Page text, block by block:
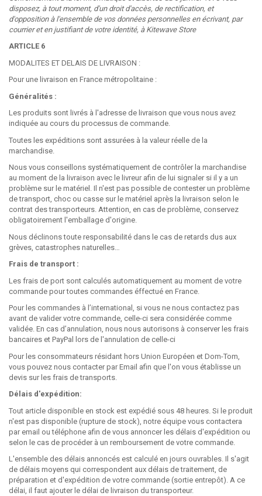
disposez, à tout moment, d'un droit d'accès, de rectification, et
d'opposition à l'ensemble de vos données personnelles en écrivant, par
courrier et en justifiant de votre identité, à Kitewave Store
ARTICLE 6
MODALITES ET DELAIS DE LIVRAISON :
Pour une livraison en France métropolitaine :
Généralités :
Les produits sont livrés à l'adresse de livraison que vous nous avez
indiquée au cours du processus de commande.
Toutes les expéditions sont assurées à la valeur réelle de la
marchandise.
Nous vous conseillons systématiquement de contrôler la marchandise
au moment de la livraison avec le livreur afin de lui signaler si il y a un
problème sur le matériel. Il n'est pas possible de contester un problème
de transport, choc ou casse sur le matériel après la livraison selon le
contrat des transporteurs. Attention, en cas de problème, conservez
obligatoirement l'emballage d'origine.
Nous déclinons toute responsabilité dans le cas de retards dus aux
grèves, catastrophes naturelles…
Frais de transport :
Les frais de port sont calculés automatiquement au moment de votre
commande pour toutes commandes éffectué en France.
Pour les commandes à l’international, si vous ne nous contactez pas
avant de valider votre commande, celle-ci sera considérée comme
validée. En cas d’annulation, nous nous autorisons à conserver les frais
bancaires et PayPal lors de l'annulation de celle-ci
Pour les consommateurs résidant hors Union Européen et Dom-Tom,
vous pouvez nous contacter par Email afin que l'on vous établisse un
devis sur les frais de transports.
Délais d'expédition:
Tout article disponible en stock est expédié sous 48 heures. Si le produit
n'est pas disponible (rupture de stock), notre équipe vous contactera
par email ou téléphone afin de vous annoncer les délais d'expédition ou
selon le cas de procéder à un remboursement de votre commande.
L'ensemble des délais annoncés est calculé en jours ouvrables. Il s'agit
de délais moyens qui correspondent aux délais de traitement, de
préparation et d'expédition de votre commande (sortie entrepôt). A ce
délai, il faut ajouter le délai de livraison du transporteur.